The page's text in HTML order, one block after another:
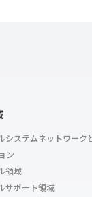
システムネットワーク
ン
領域
サポート領域